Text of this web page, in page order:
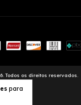
para
Todos os direitos reservados.